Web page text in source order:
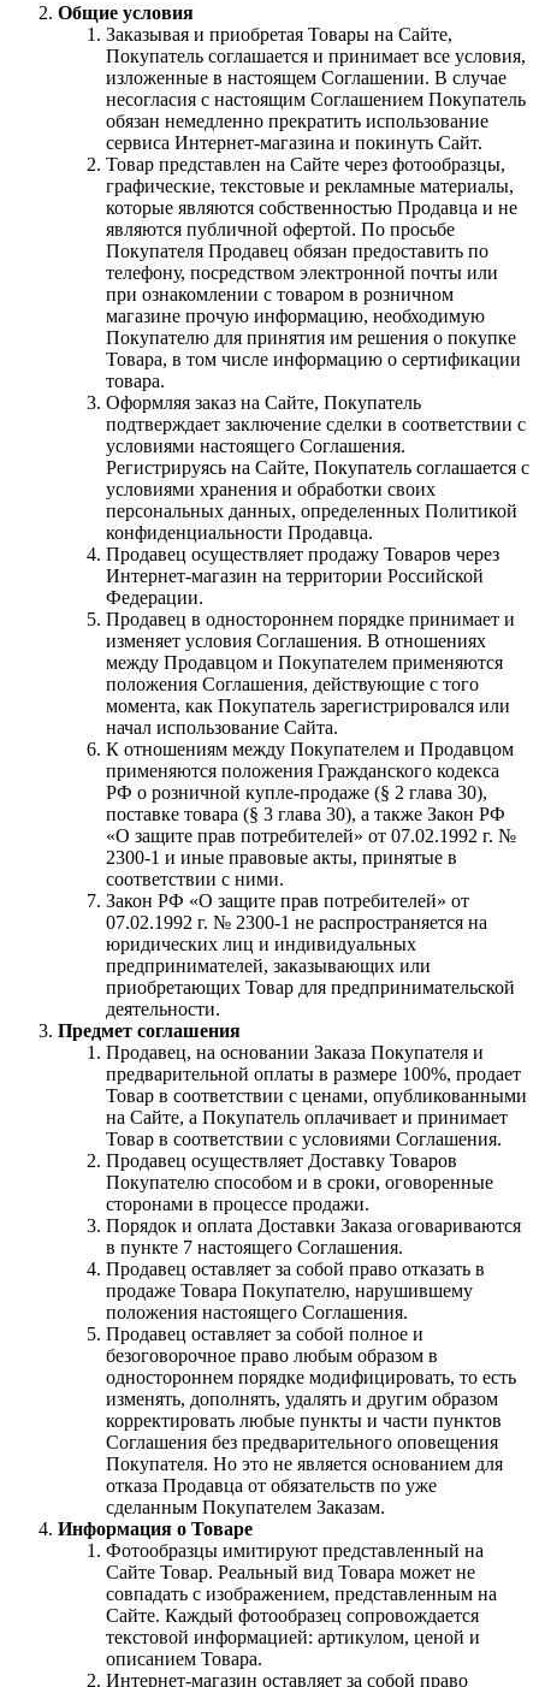
Общие условия
Заказывая и приобретая Товары на Сайте,
Покупатель соглашается и принимает все условия,
изложенные в настоящем Соглашении. В случае
несогласия с настоящим Соглашением Покупатель
обязан немедленно прекратить использование
сервиса Интернет-магазина и покинуть Сайт.
Товар представлен на Сайте через фотообразцы,
графические, текстовые и рекламные материалы,
которые являются собственностью Продавца и не
являются публичной офертой. По просьбе
Покупателя Продавец обязан предоставить по
телефону, посредством электронной почты или
при ознакомлении с товаром в розничном
магазине прочую информацию, необходимую
Покупателю для принятия им решения о покупке
Товара, в том числе информацию о сертификации
товара.
Оформляя заказ на Сайте, Покупатель
подтверждает заключение сделки в соответствии с
условиями настоящего Соглашения.
Регистрируясь на Сайте, Покупатель соглашается с
условиями хранения и обработки своих
персональных данных, определенных Политикой
конфиденциальности Продавца.
Продавец осуществляет продажу Товаров через
Интернет-магазин на территории Российской
Федерации.
Продавец в одностороннем порядке принимает и
изменяет условия Соглашения. В отношениях
между Продавцом и Покупателем применяются
положения Соглашения, действующие с того
момента, как Покупатель зарегистрировался или
начал использование Сайта.
К отношениям между Покупателем и Продавцом
применяются положения Гражданского кодекса
РФ о розничной купле-продаже (§ 2 глава 30),
поставке товара (§ 3 глава 30), а также Закон РФ
«О защите прав потребителей» от 07.02.1992 г. №
2300-1 и иные правовые акты, принятые в
соответствии с ними.
Закон РФ «О защите прав потребителей» от
07.02.1992 г. № 2300-1 не распространяется на
юридических лиц и индивидуальных
предпринимателей, заказывающих или
приобретающих Товар для предпринимательской
деятельности.
Предмет соглашения
Продавец, на основании Заказа Покупателя и
предварительной оплаты в размере 100%, продает
Товар в соответствии с ценами, опубликованными
на Сайте, а Покупатель оплачивает и принимает
Товар в соответствии с условиями Соглашения.
Продавец осуществляет Доставку Товаров
Покупателю способом и в сроки, оговоренные
сторонами в процессе продажи.
Порядок и оплата Доставки Заказа оговариваются
в пункте 7 настоящего Соглашения.
Продавец оставляет за собой право отказать в
продаже Товара Покупателю, нарушившему
положения настоящего Соглашения.
Продавец оставляет за собой полное и
безоговорочное право любым образом в
одностороннем порядке модифицировать, то есть
изменять, дополнять, удалять и другим образом
корректировать любые пункты и части пунктов
Соглашения без предварительного оповещения
Покупателя. Но это не является основанием для
отказа Продавца от обязательств по уже
сделанным Покупателем Заказам.
Информация о Товаре
Фотообразцы имитируют представленный на
Сайте Товар. Реальный вид Товара может не
совпадать с изображением, представленным на
Сайте. Каждый фотообразец сопровождается
текстовой информацией: артикулом, ценой и
описанием Товара.
Интернет-магазин оставляет за собой право